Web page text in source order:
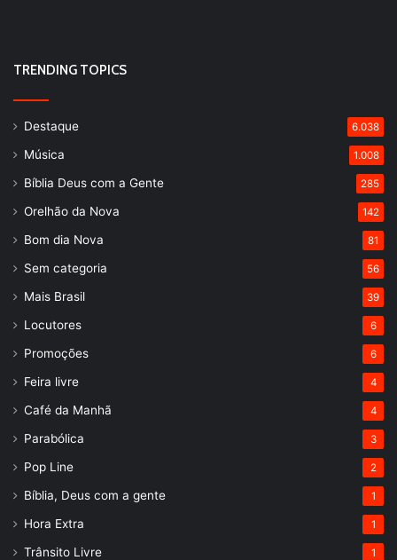
TRENDING TOPICS
Destaque 6.038
Música 1.008
Bíblia Deus com a Gente 285
Orelhão da Nova 142
Bom dia Nova 81
Sem categoria 56
Mais Brasil 39
Locutores 6
Promoções 6
Feira livre 4
Café da Manhã 4
Parabólica 3
Pop Line 2
Bíblia, Deus com a gente 1
Hora Extra 1
Trânsito Livre 1